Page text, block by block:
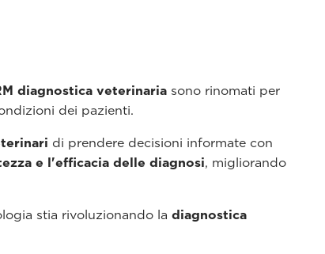
diagnostica veterinaria sono rinomati per
dei pazienti.
di prendere decisioni informate con
e l'efficacia delle diagnosi, migliorando
stia rivoluzionando la diagnostica